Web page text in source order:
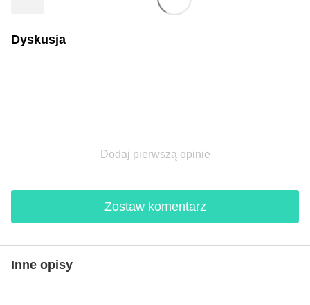
Dyskusja
Dodaj pierwszą opinie
Zostaw komentarz
Inne opisy